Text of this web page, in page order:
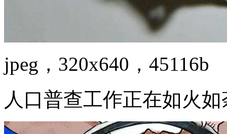
jpeg，320x640，45116b
人口普查工作正在如火